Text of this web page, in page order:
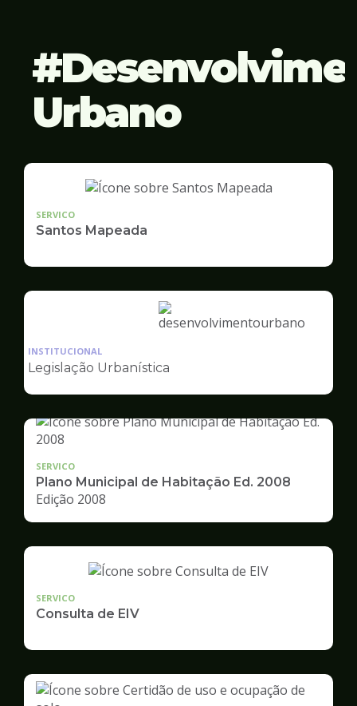
Urbano
SERVICO
Santos Mapeada
Ilustração
Desenvolvimento
Urbano
INSTITUCIONAL
Legislação Urbanística
SERVICO
Plano Municipal de Habitação Ed. 2008
Edição 2008
SERVICO
Consulta de EIV